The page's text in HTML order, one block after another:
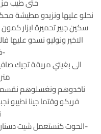
نحلو عليها ونزيدو مطيشة
سكين جبير تحميرة ابزار
الاخير ونوليو نسدو
-
الى بغيتي مريقة تجيك
ناخدوهم ونغسلوهم
فريكو وقتما جينا نطيبو
-الحوت كنستعمل شيت